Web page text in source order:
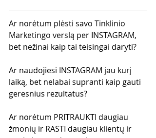
Ar norėtum plėsti savo Tinklinio
Marketingo verslą per INSTAGRAM,
bet nežinai kaip tai teisingai daryti?
Ar naudojiesi INSTAGRAM jau kurį
laiką, bet nelabai supranti kaip gauti
geresnius rezultatus?
Ar norėtum PRITRAUKTI daugiau
žmonių ir RASTI daugiau klientų ir